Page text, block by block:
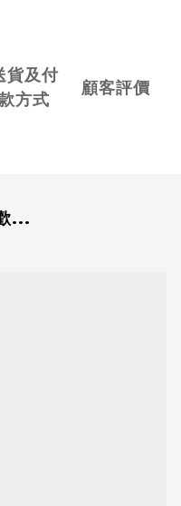
貨及付
方式
顧客評價
...